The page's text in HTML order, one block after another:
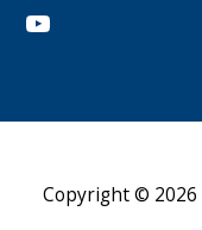
YouTube
Copyright © 2026